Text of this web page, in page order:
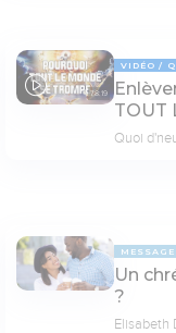
78:19
VIDÉO
TOUT
Quoi
MESSAGE
Un
?
Elisabeth